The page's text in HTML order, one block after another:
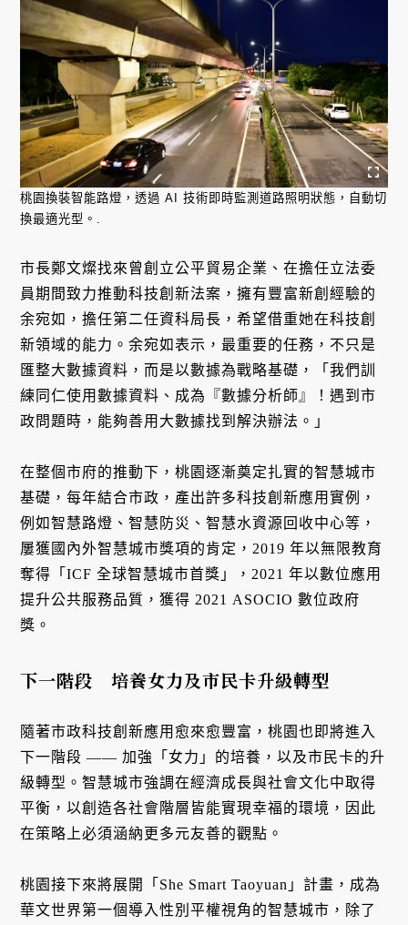
桃園換裝智能路燈，透過 AI 技術即時監測道路照明狀態，自動切
換最適光型。.
市長鄭文燦找來曾創立公平貿易企業、在擔任立法委
員期間致力推動科技創新法案，擁有豐富新創經驗的
余宛如，擔任第二任資科局長，希望借重她在科技創
新領域的能力。余宛如表示，最重要的任務，不只是
匯整大數據資料，而是以數據為戰略基礎，「我們訓
練同仁使用數據資料、成為『數據分析師』！遇到市
政問題時，能夠善用大數據找到解決辦法。」
在整個市府的推動下，桃園逐漸奠定扎實的智慧城市
基礎，每年結合市政，產出許多科技創新應用實例，
例如智慧路燈、智慧防災、智慧水資源回收中心等，
屢獲國內外智慧城市獎項的肯定，2019 年以無限教育
奪得「ICF 全球智慧城市首獎」，2021 年以數位應用
提升公共服務品質，獲得 2021 ASOCIO 數位政府
獎。
下一階段 培養女力及市民卡升級轉型
隨著市政科技創新應用愈來愈豐富，桃園也即將進入
下一階段 —— 加強「女力」的培養，以及市民卡的升
級轉型。智慧城市強調在經濟成長與社會文化中取得
平衡，以創造各社會階層皆能實現幸福的環境，因此
在策略上必須涵納更多元友善的觀點。
桃園接下來將展開「She Smart Taoyuan」計畫，成為
華文世界第一個導入性別平權視角的智慧城市，除了